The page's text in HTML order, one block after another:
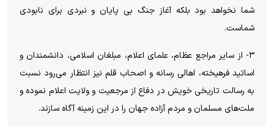
شما نخواهد بود بلکه آغاز جنگ بی پایان و نبردی برای نابودی
شماست.
۳- از سایر مراجع عظام، علمای اعلام، مبلغان اسلامی، دانشمندان و
اساتید فرهیخته، اهالی رسانه و اصحاب قلم نیز انتظار می‌رود نسبت
به رسالت تاریخی خویش در دفاع از مرجعیت و ولایت اعلام نموده و
ملت‌های مسلمان و مردم آزاده جهان را در این زمینه آگاه سازند.